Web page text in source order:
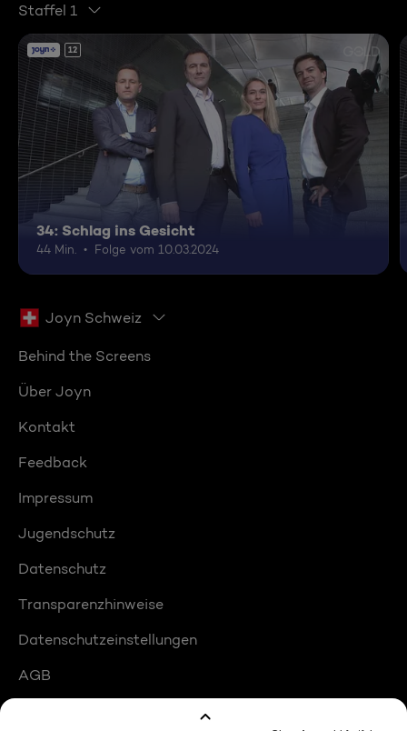
Staffel 1
12
34: Schlag ins Gesicht
44 Min. Folge vom 10.03.2024
Joyn Schweiz
Behind the Screens
Über Joyn
Kontakt
Feedback
Impressum
Jugendschutz
Datenschutz
Transparenzhinweise
Datenschutzeinstellungen
AGB